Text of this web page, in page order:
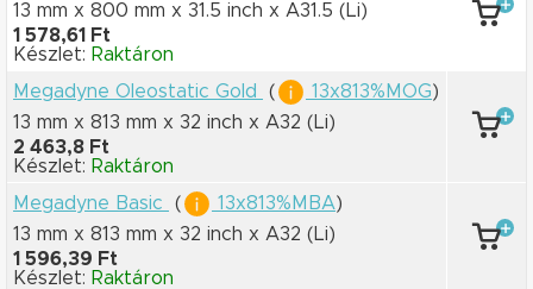
13 mm x 800 mm x 31.5 inch x A31.5 (Li)
1 578,61 Ft
Készlet: Raktáron
Megadyne Oleostatic Gold
( 13x813%MOG)
13 mm x 813 mm x 32 inch x A32 (Li)
2 463,8 Ft
Készlet: Raktáron
Megadyne Basic
( 13x813%MBA)
13 mm x 813 mm x 32 inch x A32 (Li)
1 596,39 Ft
Készlet: Raktáron